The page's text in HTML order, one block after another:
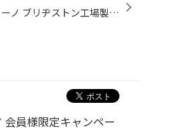
ブリヂストンタイヤの 【ECOPIA】エコピア 【NEWNO】ニューノ ブリヂストン工場製タイヤの 【SEIBERLING】セイバーリング 上記タイヤが 数量限定でスペシャルプライス に Σ(･ω･ﾉ)ﾉ！ 1月17日(金)～26日(日)は 今ならおトク！タイヤスペシャルプライスDay☆彡 ↓↓↓ 対象サイズ と 価格はコチラ ↓↓↓ タ...
員様限定キャンペー